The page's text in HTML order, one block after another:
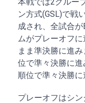
ン方式(GSL)で戦
成され、全試合
ムがプレーオフ
まま準決勝に進
位で準々決勝に
順位で準々決勝に
プレーオフはシ